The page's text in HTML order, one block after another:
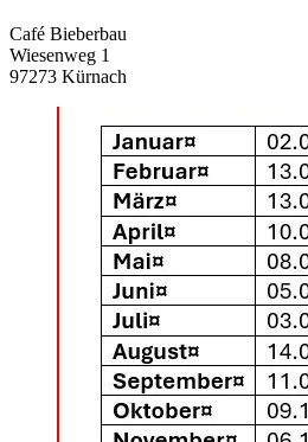
Café Bieberbau
Wiesenweg 1
97273 Kürnach